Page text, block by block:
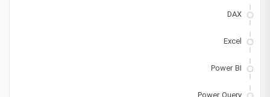
DAX
Excel
Power BI